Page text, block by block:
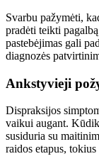
Svarbu pažymėti,
pradėti teikti
pastebėjimas gali
diagnozės
Ankstyvieji
Dispraksijos
vaikui augant.
susiduria su
raidos etapus,